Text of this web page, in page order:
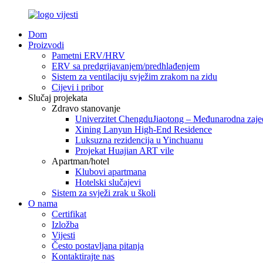
Dom
Proizvodi
Pametni ERV/HRV
ERV sa predgrijavanjem/predhlađenjem
Sistem za ventilaciju svježim zrakom na zidu
Cijevi i pribor
Slučaj projekata
Zdravo stanovanje
Univerzitet ChengduJiaotong – Međunarodna
Xining Lanyun High-End Residence
Luksuzna rezidencija u Yinchuanu
Projekat Huajian ART vile
Apartman/hotel
Klubovi apartmana
Hotelski slučajevi
Sistem za svježi zrak u školi
O nama
Certifikat
Izložba
Vijesti
Često postavljana pitanja
Kontaktirajte nas